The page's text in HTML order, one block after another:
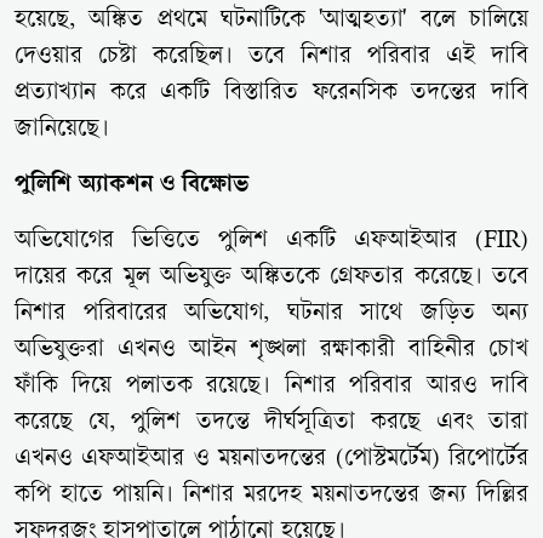
হয়েছে, অঙ্কিত প্রথমে ঘটনাটিকে 'আত্মহত্যা' বলে চালিয়ে
দেওয়ার চেষ্টা করেছিল। তবে নিশার পরিবার এই দাবি
প্রত্যাখ্যান করে একটি বিস্তারিত ফরেনসিক তদন্তের দাবি
জানিয়েছে।
পুলিশি অ্যাকশন ও বিক্ষোভ
অভিযোগের ভিত্তিতে পুলিশ একটি এফআইআর (FIR)
দায়ের করে মূল অভিযুক্ত অঙ্কিতকে গ্রেফতার করেছে। তবে
নিশার পরিবারের অভিযোগ, ঘটনার সাথে জড়িত অন্য
অভিযুক্তরা এখনও আইন শৃঙ্খলা রক্ষাকারী বাহিনীর চোখ
ফাঁকি দিয়ে পলাতক রয়েছে। নিশার পরিবার আরও দাবি
করেছে যে, পুলিশ তদন্তে দীর্ঘসূত্রিতা করছে এবং তারা
এখনও এফআইআর ও ময়নাতদন্তের (পোস্টমর্টেম) রিপোর্টের
কপি হাতে পায়নি। নিশার মরদেহ ময়নাতদন্তের জন্য দিল্লির
সফদরজং হাসপাতালে পাঠানো হয়েছে।